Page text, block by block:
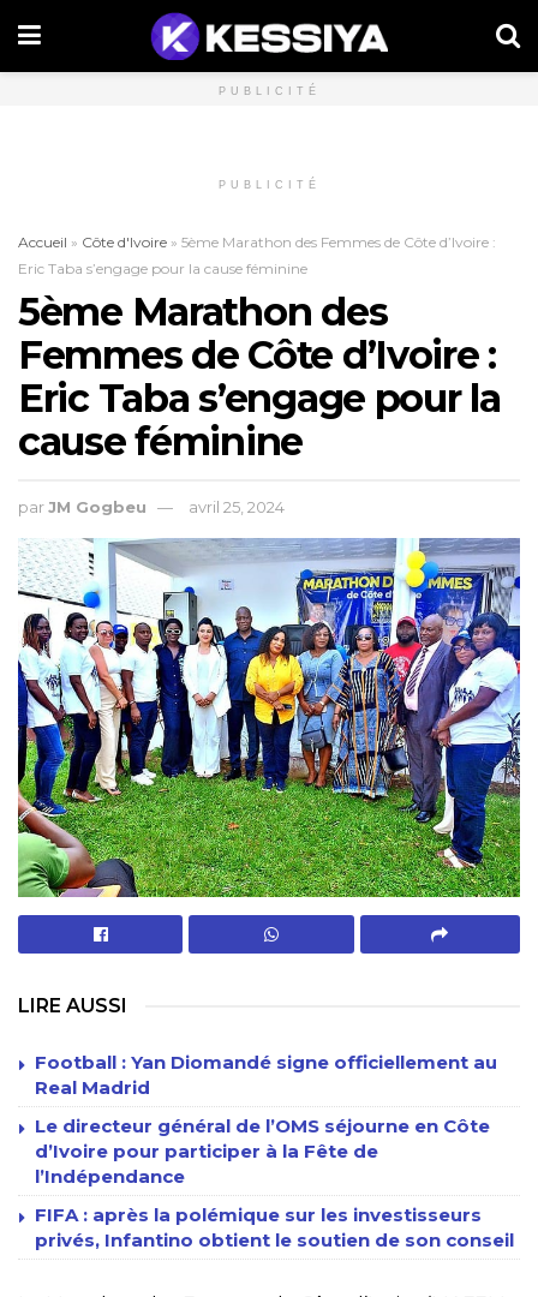
PUBLICITÉ
PUBLICITÉ
Accueil » Côte d'Ivoire » 5ème Marathon des Femmes de Côte d’Ivoire :
Eric Taba s’engage pour la cause féminine
5ème Marathon des
Femmes de Côte d’Ivoire :
Eric Taba s’engage pour la
cause féminine
parJM Gogbeu avril 25, 2024
LIRE AUSSI
Football : Yan Diomandé signe officiellement au
Real Madrid
Le directeur général de l’OMS séjourne en Côte
d’Ivoire pour participer à la Fête de
l’Indépendance
FIFA : après la polémique sur les investisseurs
privés, Infantino obtient le soutien de son conseil